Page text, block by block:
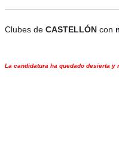
Clubes de CASTELLÓNcon
La candidatura ha quedado desierta y